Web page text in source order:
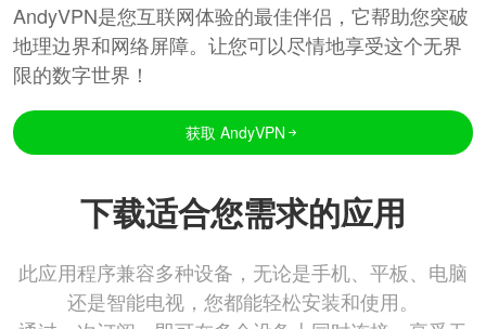
AndyVPN是您互联网体验的最佳伴侣，它帮助您突破
地理边界和网络屏障。让您可以尽情地享受这个无界
限的数字世界！
获取 AndyVPN
下载适合您需求的应用
此应用程序兼容多种设备，无论是手机、平板、电脑
还是智能电视，您都能轻松安装和使用。